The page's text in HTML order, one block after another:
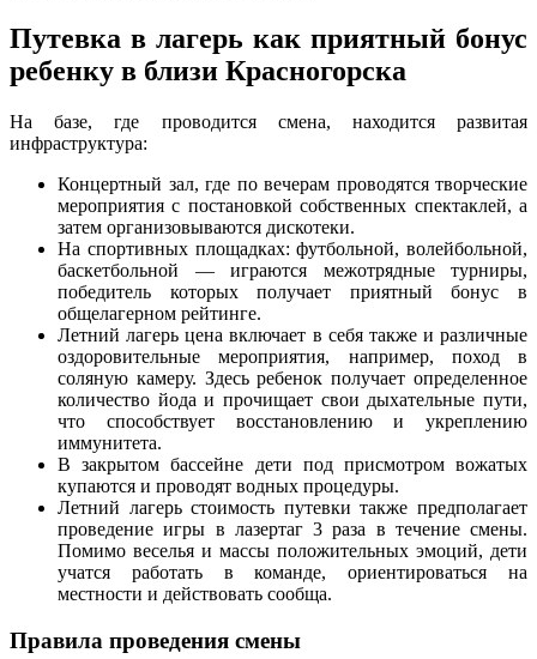
Путевка в лагерь как приятный бонус
ребенку в близи Красногорска
На базе, где проводится смена, находится развитая
инфраструктура:
Концертный зал, где по вечерам проводятся творческие
мероприятия с постановкой собственных спектаклей, а
затем организовываются дискотеки.
На спортивных площадках: футбольной, волейбольной,
баскетбольной — играются межотрядные турниры,
победитель которых получает приятный бонус в
общелагерном рейтинге.
Летний лагерь цена включает в себя также и различные
оздоровительные мероприятия, например, поход в
соляную камеру. Здесь ребенок получает определенное
количество йода и прочищает свои дыхательные пути,
что способствует восстановлению и укреплению
иммунитета.
В закрытом бассейне дети под присмотром вожатых
купаются и проводят водных процедуры.
Летний лагерь стоимость путевки также предполагает
проведение игры в лазертаг 3 раза в течение смены.
Помимо веселья и массы положительных эмоций, дети
учатся работать в команде, ориентироваться на
местности и действовать сообща.
Правила проведения смены